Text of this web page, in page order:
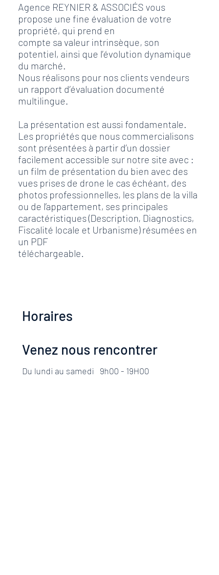
Horaires
Venez nous rencontrer
Du lundi au samedi 9h00 - 19H00
Agence REYNIER & ASSOCIÉS vous
propose une fine évaluation de votre
propriété, qui prend en
compte sa valeur intrinsèque, son
potentiel, ainsi que l’évolution dynamique
du marché.
Nous réalisons pour nos clients vendeurs
un rapport d’évaluation documenté
multilingue.
La présentation est aussi fondamentale.
Les propriétés que nous commercialisons
sont présentées à partir d’un dossier
facilement accessible sur notre site avec :
un film de présentation du bien avec des
vues prises de drone le cas échéant, des
photos professionnelles, les plans de la villa
ou de l’appartement, ses principales
caractéristiques (Description, Diagnostics,
Fiscalité locale et Urbanisme) résumées en
un PDF
téléchargeable.